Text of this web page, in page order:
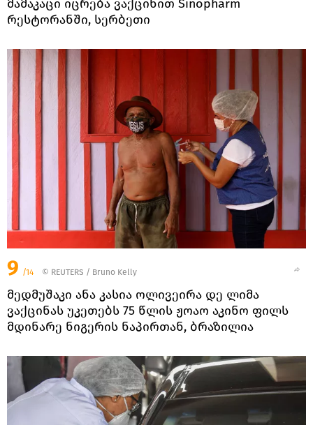
მამაკაცი იცრება ვაქცინით Sinopharm
რესტორანში, სერბეთი
9 /14 © REUTERS / Bruno Kelly
მედმუშაკი ანა კასია ოლივეირა დე ლიმა
ვაქცინას უკეთებს 75 წლის ჟოაო აკინო ფილს
მდინარე ნიგერის ნაპირთან, ბრაზილია